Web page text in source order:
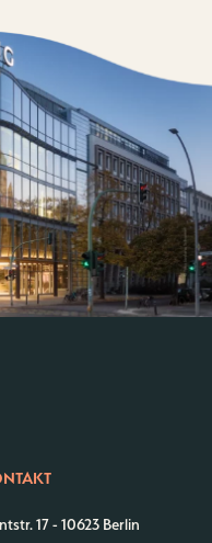
Nachhaltigkeit
17- 10623 Berlin